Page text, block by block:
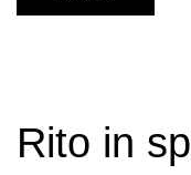
Rito in